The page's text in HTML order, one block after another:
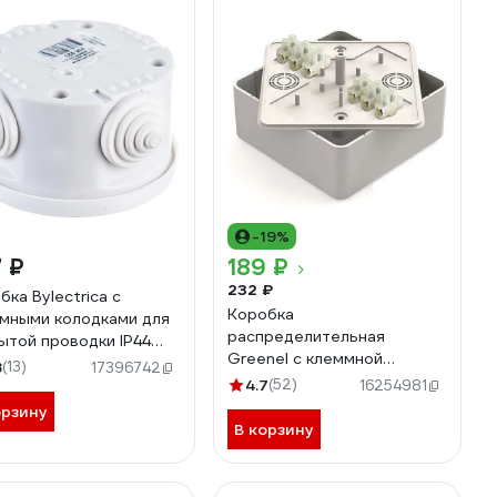
₽
Bylectrica с
колодками для
проводки IP44
74, высота 43,5
(13) 17396742
-19%
189 ₽
232 ₽
Коробка
распределительная
Greenel с клеммной
колодкой 100х100х44мм,
4.7(52) 16254981
В корзину